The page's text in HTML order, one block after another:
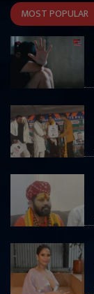
MOST POPULAR